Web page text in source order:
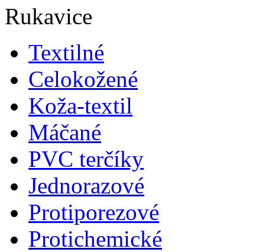
Rukavice
Textilné
Celokožené
Koža-textil
Máčané
PVC terčíky
Jednorazové
Protiporezové
Protichemické